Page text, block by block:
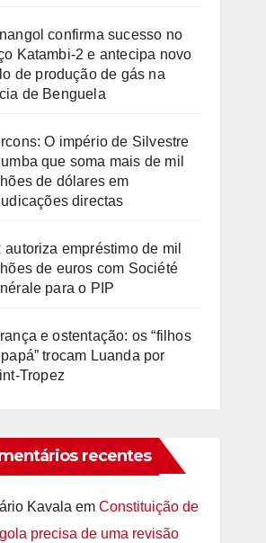
confirma sucesso no
Katambi-2 e antecipa novo
de produção de gás na
de Benguela
O império de Silvestre
que soma mais de mil
de dólares em
directas
autoriza empréstimo de mil
de euros com Société
para o PIP
e ostentação: os “filhos
trocam Luanda por
Tropez
recentes
Kavala em Constituição de
precisa de uma revisão